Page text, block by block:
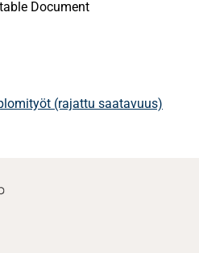
Document
(rajattu saatavuus)